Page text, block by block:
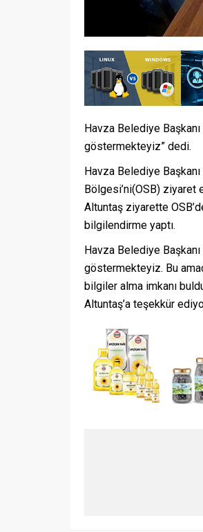
Havza Belediye
göstermekteyiz” dedi.
Havza Belediye
Bölgesi’ni(OSB)
Altuntaş ziyarette
bilgilendirme yaptı.
Havza Belediye
göstermekteyiz. Bu
bilgiler alma imkanı
Altuntaş’a teşekkür